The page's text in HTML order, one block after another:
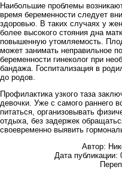
Наибольшие проблемы
время беременности следует
здоровью. В таких случаях у
более высокого стояния дна
повышенную утомляемость.
может занимать неправильное
беременности гинеколог при
бандажа. Госпитализация в
до родов.
Профилактика узкого таза
девочки. Уже с самого раннего
питаться, организовывать
отдыха, без задержек
своевременно выявить
Автор:
Дата публикации: